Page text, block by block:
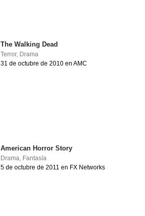
The Walking Dead
Terror, Drama
31 de octubre de 2010 en AMC
American Horror Story
Drama, Fantasía
5 de octubre de 2011 en FX Networks